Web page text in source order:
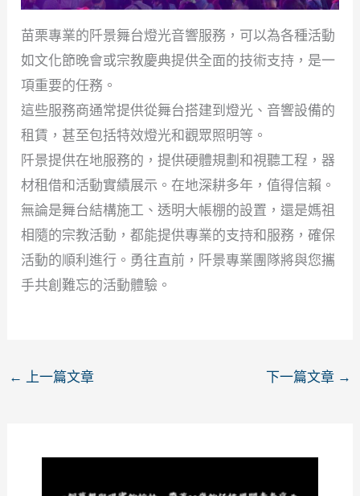
苗栗專業的阡景舞台燈光音響服務，可以為各種活動
如文化節晚會或宗教慶典提供全面的技術支持，是一
項重要的任務。
這些服務商通常提供從舞台搭建到燈光、音響設備的
租賃，甚至包括特效燈光和觀眾照明等。
阡景提供在地服務的，提供硬體規劃和視聽工程，器
材租借和活動實績展示。在地深耕多年，值得信賴。
無論是舞台結構施工、透明大帳棚的設置，還是媽祖
相隨的宗教活動，都能提供專業的支持和服務，確保
活動的順利進行。勇往直前，阡景專業團隊將與您攜
手共創難忘的活動體驗。
← 上一篇文章 下一篇文章 →